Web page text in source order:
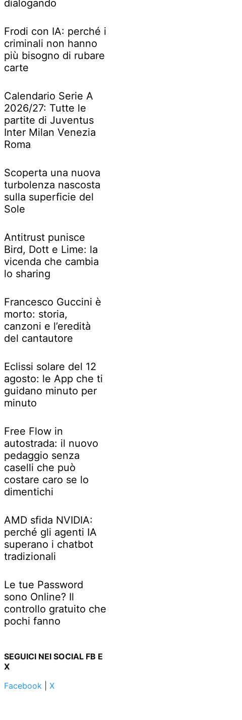
dialogando
Frodi con IA: perché i
criminali non hanno
più bisogno di rubare
carte
Calendario Serie A
2026/27: Tutte le
partite di Juventus
Inter Milan Venezia
Roma
Scoperta una nuova
turbolenza nascosta
sulla superficie del
Sole
Antitrust punisce
Bird, Dott e Lime: la
vicenda che cambia
lo sharing
Francesco Guccini è
morto: storia,
canzoni e l’eredità
del cantautore
Eclissi solare del 12
agosto: le App che ti
guidano minuto per
minuto
Free Flow in
autostrada: il nuovo
pedaggio senza
caselli che può
costare caro se lo
dimentichi
AMD sfida NVIDIA:
perché gli agenti IA
superano i chatbot
tradizionali
Le tue Password
sono Online? Il
controllo gratuito che
pochi fanno
SEGUICI NEI SOCIAL FB E
X
Facebook| X